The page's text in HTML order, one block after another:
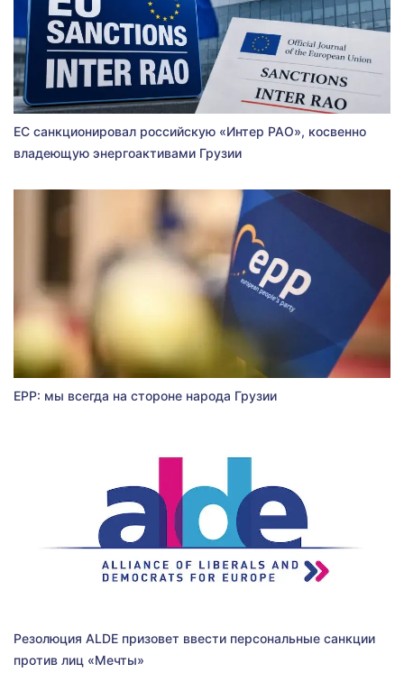
ЕС санкционировал российскую «Интер РАО», косвенно
владеющую энергоактивами Грузии
EPP: мы всегда на стороне народа Грузии
Резолюция ALDE призовет ввести персональные санкции
против лиц «Мечты»